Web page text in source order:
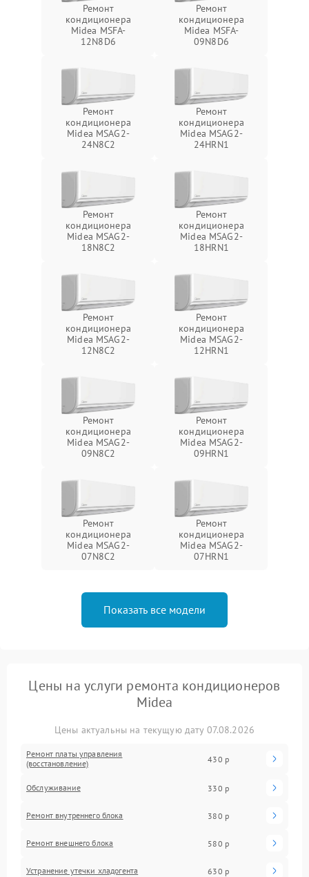
Ремонт
кондиционера
Midea MSFA-
12N8D6
Ремонт
кондиционера
Midea MSFA-
09N8D6
Ремонт
кондиционера
Midea MSAG2-
24N8C2
Ремонт
кондиционера
Midea MSAG2-
24HRN1
Ремонт
кондиционера
Midea MSAG2-
18N8C2
Ремонт
кондиционера
Midea MSAG2-
18HRN1
Ремонт
кондиционера
Midea MSAG2-
12N8C2
Ремонт
кондиционера
Midea MSAG2-
12HRN1
Ремонт
кондиционера
Midea MSAG2-
09N8C2
Ремонт
кондиционера
Midea MSAG2-
09HRN1
Ремонт
кондиционера
Midea MSAG2-
07N8C2
Ремонт
кондиционера
Midea MSAG2-
07HRN1
Показать все модели
Цены на услуги ремонта кондиционеров
Midea
Цены актуальны на текущую дату 07.08.2026
Ремонт платы управления
(восстановление)
430 р
Обслуживание 330 р
Ремонт внутреннего блока 380 р
Ремонт внешнего блока 580 р
Устранение утечки хладогента 630 р